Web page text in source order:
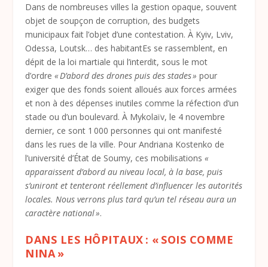
Dans de nombreuses villes la gestion opaque, souvent
objet de soupçon de corruption, des budgets
municipaux fait l’objet d’une contestation. À Kyiv, Lviv,
Odessa, Loutsk… des habitantEs se rassemblent, en
dépit de la loi martiale qui l’interdit, sous le mot
d’ordre« D’abord des drones puis des stades » pour
exiger que des fonds soient alloués aux forces armées
et non à des dépenses inutiles comme la réfection d’un
stade ou d’un boulevard. À Mykolaïv, le 4 novembre
dernier, ce sont 1 000 personnes qui ont manifesté
dans les rues de la ville. Pour Andriana Kostenko de
l’université d’État de Soumy, ces mobilisations «
apparaissent d’abord au niveau local, à la base, puis
s’uniront et tenteront réellement d’influencer les autorités
locales. Nous verrons plus tard qu’un tel réseau aura un
caractère national ».
DANS LES HÔPITAUX : « SOIS COMME
NINA »